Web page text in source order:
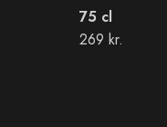
75 cl
269 kr.